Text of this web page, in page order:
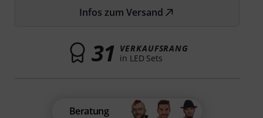
Infos zum Versand
31 VERKAUFSRANG
in LED Sets
Beratung